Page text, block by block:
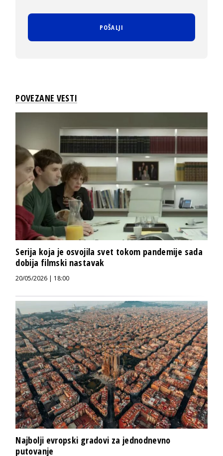
POVEZANE VESTI
Serija koja je osvojila svet tokom pandemije sada
dobija filmski nastavak
20/05/2026 | 18:00
Najbolji evropski gradovi za jednodnevno
putovanje